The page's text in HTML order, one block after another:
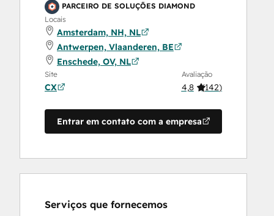
PARCEIRO DE SOLUÇÕES DIAMOND
Locais
Amsterdam, NH, NL
Antwerpen, Vlaanderen, BE
Enschede, OV, NL
Site
CX
Avaliação
4,8 (142)
Entrar em contato com a empresa
Serviços que fornecemos